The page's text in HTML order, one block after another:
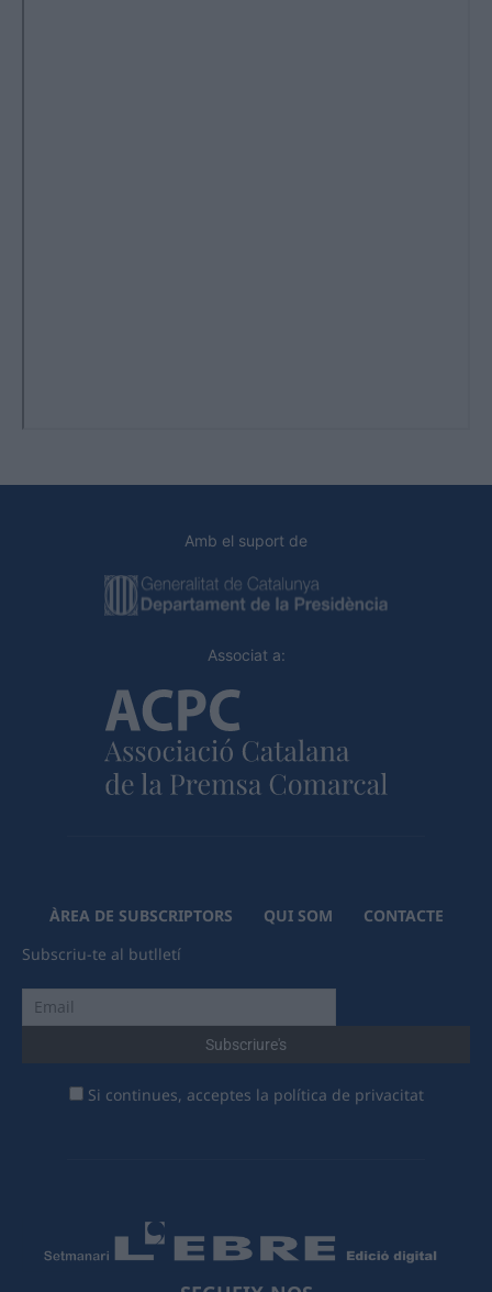
Amb el suport de
Associat a:
ÀREA DE SUBSCRIPTORS QUI SOM
CONTACTE
Subscriu-te al butlletí
Si continues, acceptes la política de privacitat